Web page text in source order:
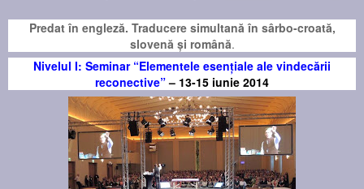
Predat în engleză. Traducere simultană în sârbo-croată,
slovenă şi română.
Nivelul I: Seminar “Elementele esențiale ale vindecării
reconective”– 13-15 iunie 2014